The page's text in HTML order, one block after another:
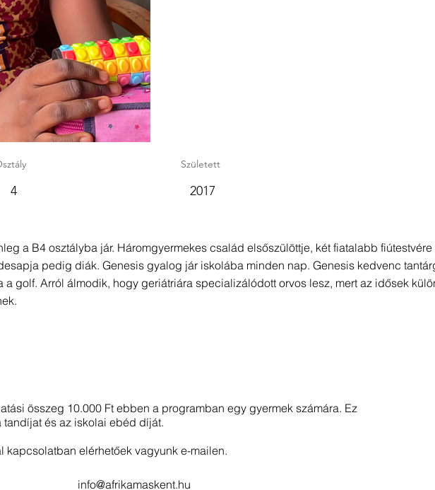
4
Született
2017
a B4 osztályba jár. Háromgyermekes család elsőszülöttje, két fiatalabb fiútestvére
pedig diák. Genesis gyalog jár iskolába minden nap. Genesis kedvenc
a golf. Arról álmodik, hogy geriátriára specializálódott orvos lesz, mert az idősek
összeg 10.000 Ft ebben a programban egy gyermek számára. Ez
tandíjat és az iskolai ebéd díját.
kapcsolatban elérhetőek vagyunk e-mailen.
info@afrikamaskent.hu